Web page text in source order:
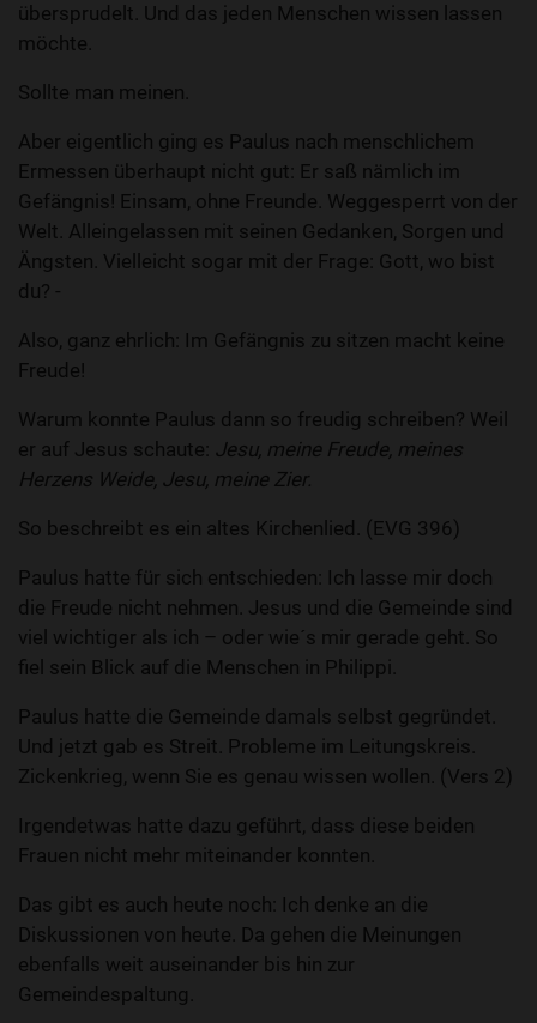
übersprudelt. Und das jeden Menschen wissen lassen
möchte.
Sollte man meinen.
Aber eigentlich ging es Paulus nach menschlichem
Ermessen überhaupt nicht gut: Er saß nämlich im
Gefängnis! Einsam, ohne Freunde. Weggesperrt von der
Welt. Alleingelassen mit seinen Gedanken, Sorgen und
Ängsten. Vielleicht sogar mit der Frage: Gott, wo bist
du? -
Also, ganz ehrlich: Im Gefängnis zu sitzen macht keine
Freude!
Warum konnte Paulus dann so freudig schreiben? Weil
er auf Jesus schaute: Jesu, meine Freude, meines
Herzens Weide, Jesu, meine Zier.
So beschreibt es ein altes Kirchenlied. (EVG 396)
Paulus hatte für sich entschieden: Ich lasse mir doch
die Freude nicht nehmen. Jesus und die Gemeinde sind
viel wichtiger als ich – oder wie´s mir gerade geht. So
fiel sein Blick auf die Menschen in Philippi.
Paulus hatte die Gemeinde damals selbst gegründet.
Und jetzt gab es Streit. Probleme im Leitungskreis.
Zickenkrieg, wenn Sie es genau wissen wollen. (Vers 2)
Irgendetwas hatte dazu geführt, dass diese beiden
Frauen nicht mehr miteinander konnten.
Das gibt es auch heute noch: Ich denke an die
Diskussionen von heute. Da gehen die Meinungen
ebenfalls weit auseinander bis hin zur
Gemeindespaltung.